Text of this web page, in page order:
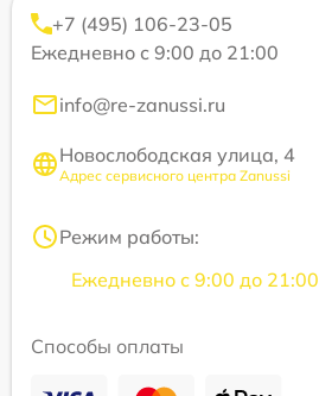
+7 (495) 106-23-05
Ежедневно с 9:00 до 21:00
info@re-zanussi.ru
Новослободская улица, 4
Адрес сервисного центра Zanussi
Режим работы:
Ежедневно с 9:00 до 21:00
Способы оплаты